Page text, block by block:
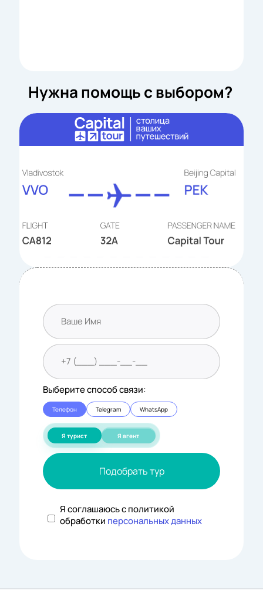
Нужна помощь с выбором?
Выберите способ связи:
Телефон Telegram WhatsApp
Я турист Я агент
Подобрать тур
Я соглашаюсь с политикой
обработки персональных данных